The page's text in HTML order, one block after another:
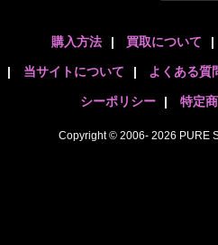
購入方法 | 買取について |
| 当サイトについて | よくある質
シーポリシー | 特定
Copyright © 2006- 2026 PURE